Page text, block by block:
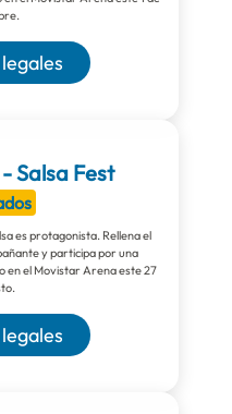
Salsa Fest
es protagonista. Rellena el
y participa por una
en el Movistar Arena este 27